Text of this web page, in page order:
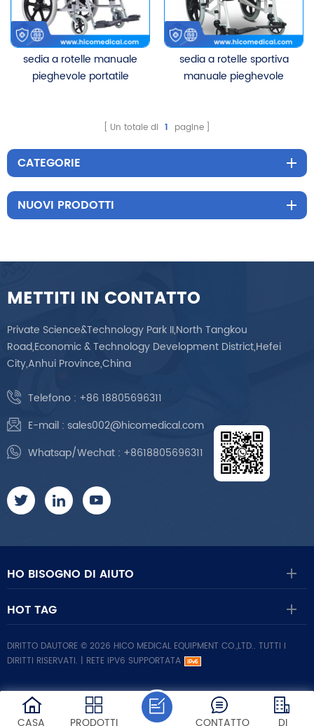
sedia a rotelle manuale
pieghevole portatile
sedia a rotelle sportiva
manuale pieghevole
Un totale di 1 pagine
CATEGORIE
NUOVI PRODOTTI
METTITI IN CONTATTO
Private Science&Technology Park II,North Tangkou
Road,Economic & Technology Development District,Hefei
City,Anhui Province,China
Telefono : +86 18805696311
E-mail : sales002@hicomedical.com
Whatsap/Wechat : +8618805696311
HO BISOGNO DI AIUTO
HOT TAG
DIRITTO DAUTORE © 2026 HICO MEDICAL EQUIPMENT CO.,LTD.. TUTTI I
DIRITTI RISERVATI. | RETE IPV6 SUPPORTATA